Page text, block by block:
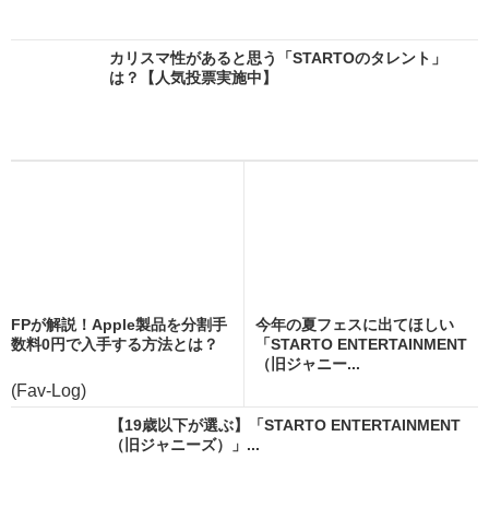
カリスマ性があると思う「STARTOのタレント」
は？【人気投票実施中】
FPが解説！Apple製品を分割手
数料0円で入手する方法とは？
(Fav-Log)
今年の夏フェスに出てほしい
「STARTO ENTERTAINMENT
（旧ジャニー...
【19歳以下が選ぶ】「STARTO ENTERTAINMENT
（旧ジャニーズ）」...